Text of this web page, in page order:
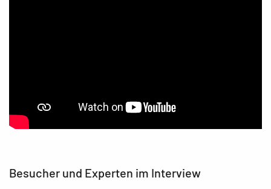
Besucher und Experten im Interview